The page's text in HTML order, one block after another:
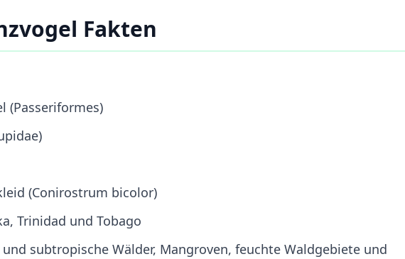
Fakten
(Passeriformes)
(Conirostrum bicolor)
Trinidad und Tobago
subtropische Wälder, Mangroven, feuchte Waldgebiete und